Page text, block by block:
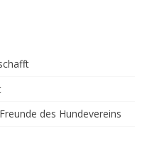
des Hundevereins